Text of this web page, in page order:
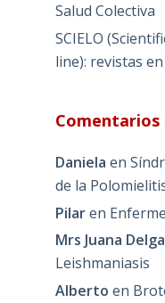
Salud Colectiva
SCIELO
line): revistas
Daniela en
de la
Pilaren
Mrs Juana
Leishmaniasis
Alberto en